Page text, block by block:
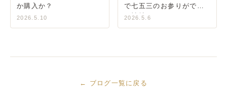
か購入か？
2026.5.10
で七五三のお参りができ
る神社
2026.5.6
← ブログ一覧に戻る